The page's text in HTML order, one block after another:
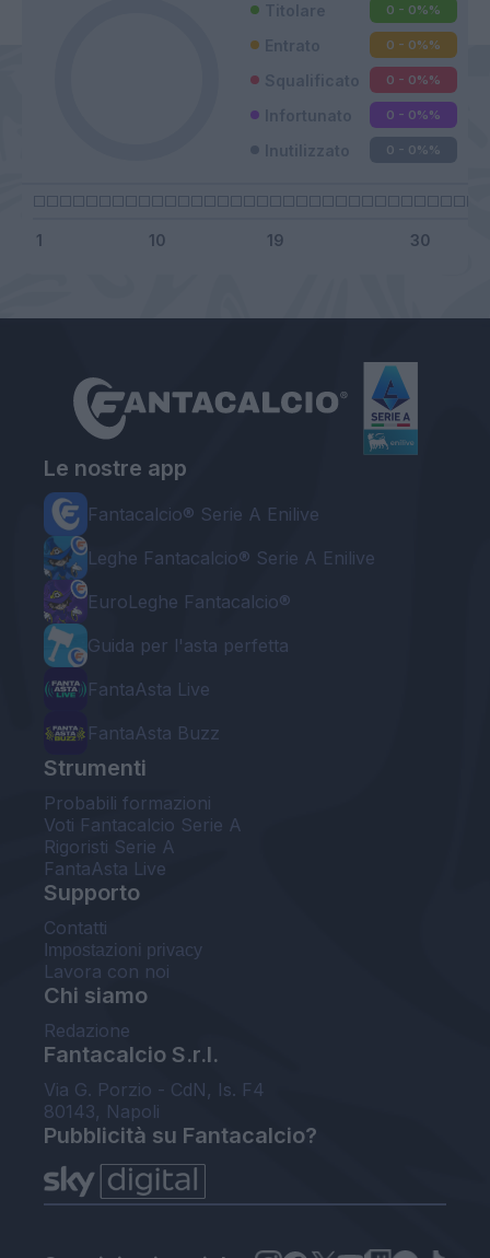
0 - 0%%
0 - 0%%
0 - 0%%
0 - 0%%
0 - 0%%
Le nostre app
Fantacalcio® Serie A Enilive
Leghe Fantacalcio® Serie A Enilive
EuroLeghe Fantacalcio®
Guida per l'asta perfetta
FantaAsta Live
FantaAsta Buzz
Strumenti
Probabili formazioni
Voti Fantacalcio Serie A
Rigoristi Serie A
FantaAsta Live
Supporto
Contatti
Impostazioni privacy
Lavora con noi
Chi siamo
Redazione
Fantacalcio S.r.l.
Via G. Porzio - CdN, Is. F4
80143, Napoli
Pubblicità su Fantacalcio?